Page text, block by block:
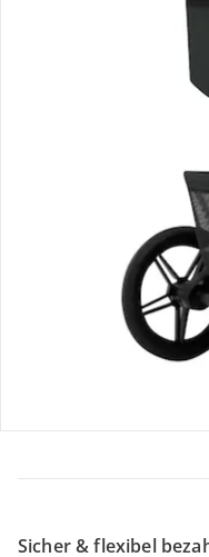
Bestellung &
Retoure &
Gutscheine &
Kontakt & Service
Filialen & Beratung
Sicher & flexibel